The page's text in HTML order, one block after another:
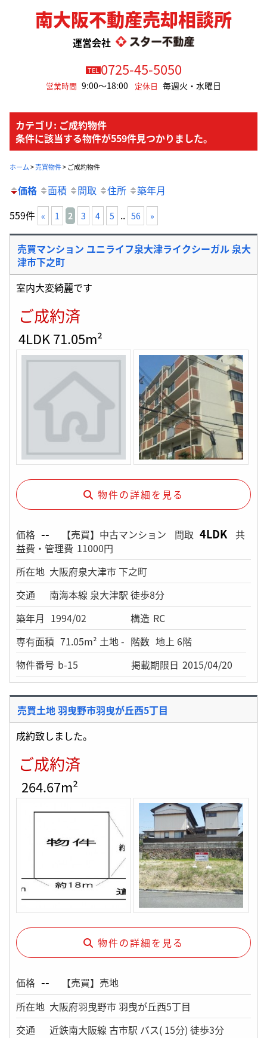
南大阪不動産売却相談所
運営会社
TEL0725-45-5050
営業時間 9:00～18:00 定休日 毎週火・水曜日
カテゴリ: ご成約物件
条件に該当する物件が559件見つかりました。
ホーム>売買物件>ご成約物件
価格 面積 間取 住所
築年月
559件 « 1 2 3 4 5 .. 56 »
売買マンション ユニライフ泉大津ライクシーガル 泉大
津市下之町
室内大変綺麗です
ご成約済
4LDK 71.05m²
物件の詳細を見る
価格 -- 【売買】中古マンション 間取 4LDK 共
益費・管理費 11000円
所在地 大阪府泉大津市 下之町
交通
南海本線 泉大津駅 徒歩8分
築年月 1994/02 構造 RC
専有面積 71.05m² 土地 - 階数 地上 6階
物件番号 b-15 掲載期限日 2015/04/20
売買土地 羽曳野市羽曳が丘西5丁目
成約致しました。
ご成約済
264.67m²
物件の詳細を見る
価格 --
【売買】売地
所在地 大阪府羽曳野市 羽曳が丘西5丁目
交通
近鉄南大阪線 古市駅 バス( 15分) 徒歩3分